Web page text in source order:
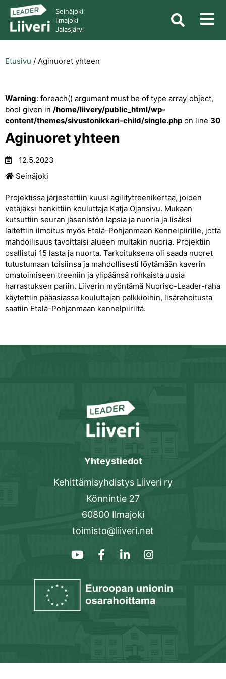
Seinäjoki
Ilmajoki
Jalasjärvi
Etusivu / Aginuoret yhteen
Warning: foreach() argument must be of type array|object,
bool given in /home/liivery/public_html/wp-
content/themes/sivustonikkari-child/single.php on line 30
Aginuoret yhteen
12.5.2023
Seinäjoki
Projektissa järjestettiin kuusi agilitytreenikertaa, joiden
vetäjäksi hankittiin kouluttaja Katja Ojansivu. Mukaan
kutsuttiin seuran jäsenistön lapsia ja nuoria ja lisäksi
laitettiin ilmoitus myös Etelä-Pohjanmaan Kennelpiirille, jotta
mahdollisuus tavoittaisi alueen muitakin nuoria. Projektiin
osallistui 15 lasta ja nuorta. Tarkoituksena oli saada nuoret
tutustumaan toisiinsa ja mahdollisesti löytämään kaverin
omatoimiseen treeniin ja ylipäänsä rohkaista uusia
harrastuksen pariin. Liiverin myöntämä Nuoriso-Leader-raha
käytettiin pääasiassa kouluttajan palkkioihin, lisärahoitusta
saatiin Etelä-Pohjanmaan kennelpiiriltä.
Yhteystiedot
Kehittämisyhdistys Liiveri ry
Könnintie 27
60800 Ilmajoki
toimisto@liiveri.net